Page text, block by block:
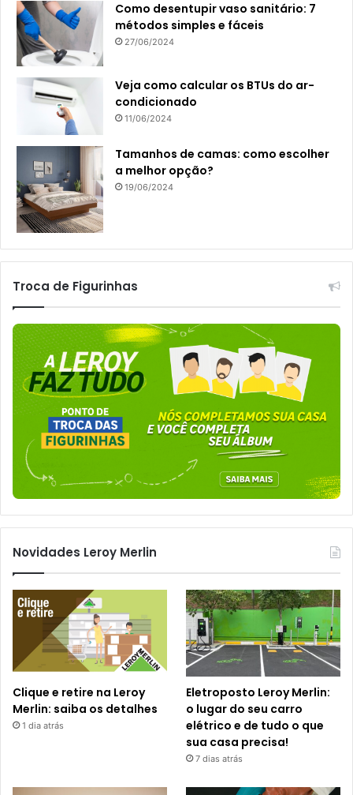
Como desentupir vaso sanitário: 7
métodos simples e fáceis
27/06/2024
Veja como calcular os BTUs do ar-
condicionado
11/06/2024
Tamanhos de camas: como escolher
a melhor opção?
19/06/2024
Troca de Figurinhas
Novidades Leroy Merlin
Clique e retire na Leroy
Merlin: saiba os detalhes
1 dia atrás
Eletroposto Leroy Merlin:
o lugar do seu carro
elétrico e de tudo o que
sua casa precisa!
7 dias atrás